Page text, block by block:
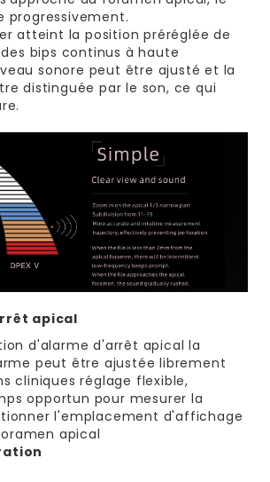
progressivement.
atteint la position préréglée de
bips continus à haute
sonore peut être ajusté et la
distinguée par le son, ce qui
apical
d'alarme d'arrêt apical la
peut être ajustée librement
cliniques réglage flexible,
opportun pour mesurer la
l'emplacement d'affichage
apical